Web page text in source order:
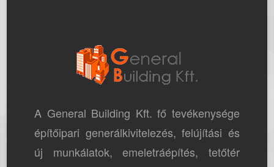
A General Building Kft. fő tevékenysége
építőipari generálkivitelezés, felújítási és
új munkálatok, emeletráépítés, tetőtér